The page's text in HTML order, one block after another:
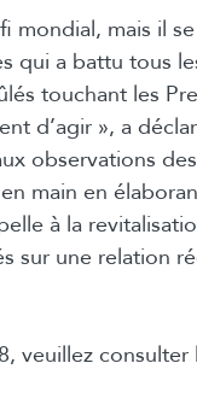
mondial, mais il
qui a battu tous
touchant les
d’agir », a
observations
main en
à la
sur une relation
veuillez consulter